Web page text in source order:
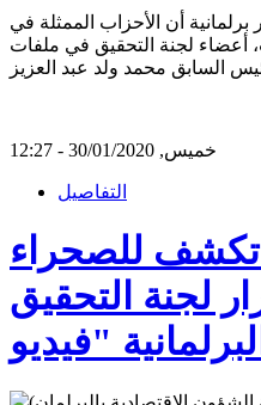
أن الأحزاب الممثلة في
أعضاء لجنة التحقيق في ملفات
خميس, 30/01/2020 - 12:27
التفاصيل
تكشف للصحراء
لجنة التحقيق